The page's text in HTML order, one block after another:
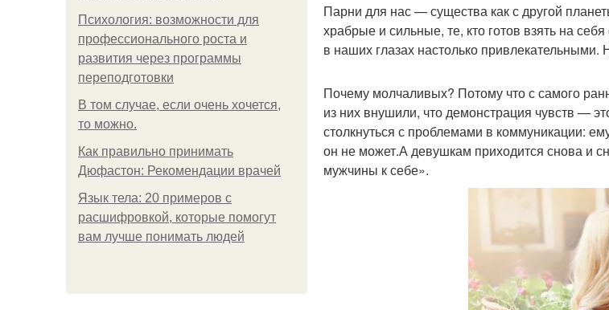
Психология: возможности для
профессионального роста и
развития через программы
переподготовки
В том случае, если очень хочется,
то можно.
Как правильно принимать
Дюфастон: Рекомендации врачей
Язык тела: 20 примеров с
расшифровкой, которые помогут
вам лучше понимать людей
Парни для нас — существа как с другой
храбрые и сильные, те, кто готов взять на
в наших глазах настолько
Почему молчаливых? Потому что с самого
из них внушили, что демонстрация чувств —
столкнуться с проблемами в коммуникации:
он не может.А девушкам приходится снова и
мужчины к себе».